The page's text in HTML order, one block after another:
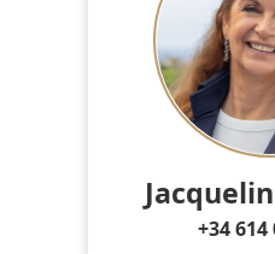
+34 614